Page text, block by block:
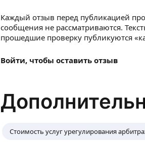
Каждый отзыв перед публикацией
сообщения не рассматриваются.
прошедшие проверку публикуются
Войти, чтобы оставить отзыв
Стоимость услуг урегулирования